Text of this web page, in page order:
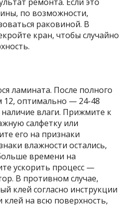
по возможности,
раковиной. В
кран, чтобы случайно
ламината. После полного
оптимально — 24-48
влаги. Прижмите к
салфетку или
его на признаки
влажности остались,
времени на
ускорить процесс —
В противном случае,
клей согласно инструкции
клей на всю поверхность,